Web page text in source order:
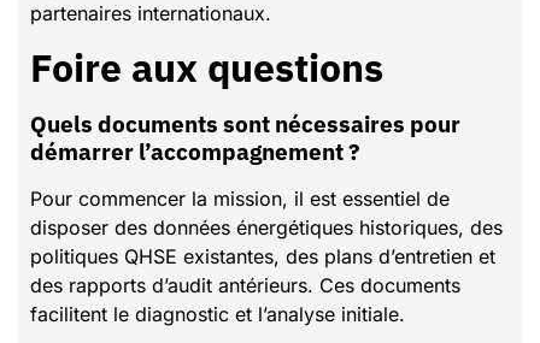
partenaires internationaux.
Foire aux questions
Quels documents sont nécessaires pour
démarrer l’accompagnement ?
Pour commencer la mission, il est essentiel de
disposer des données énergétiques historiques, des
politiques QHSE existantes, des plans d’entretien et
des rapports d’audit antérieurs. Ces documents
facilitent le diagnostic et l’analyse initiale.